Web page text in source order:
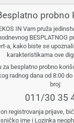
probno
IN Vam pruža
BESPLATNOG
a, kako biste se
karakteristikama ove
za besplatno probno
radnog dana od 8:00
broj:
011/30 35
registrovanja prijave,
ime i Lozinka